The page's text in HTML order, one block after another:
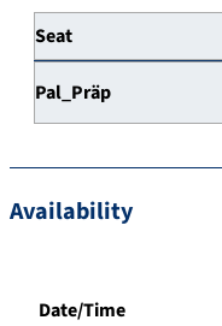
Seat
Pal_Präp
Availability
Date/Time